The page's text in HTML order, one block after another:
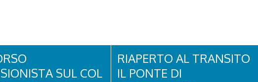
SUL COL
RIAPERTO AL TRANSITO
IL PONTE DI